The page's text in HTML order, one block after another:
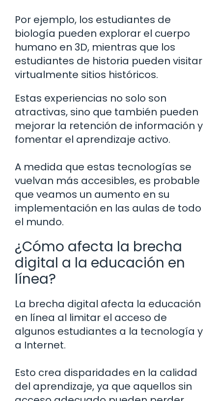
Por ejemplo, los estudiantes de
biología pueden explorar el cuerpo
humano en 3D, mientras que los
estudiantes de historia pueden visitar
virtualmente sitios históricos.
Estas experiencias no solo son
atractivas, sino que también pueden
mejorar la retención de información y
fomentar el aprendizaje activo.
A medida que estas tecnologías se
vuelvan más accesibles, es probable
que veamos un aumento en su
implementación en las aulas de todo
el mundo.
¿Cómo afecta la brecha
digital a la educación en
línea?
La brecha digital afecta la educación
en línea al limitar el acceso de
algunos estudiantes a la tecnología y
a Internet.
Esto crea disparidades en la calidad
del aprendizaje, ya que aquellos sin